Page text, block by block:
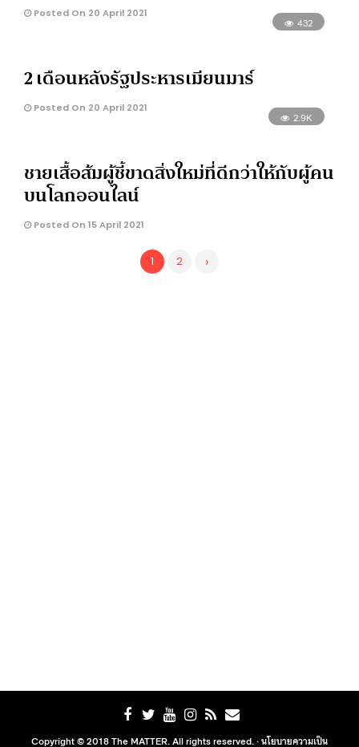
Posted On 20 April 2021
432
2 เดือนหลังรัฐประหารเมียนมาร์
Posted On 20 April 2021
2.9K
ชายเสื้อส้มผู้ชี้ขาดสิ่งใหม่ที่ดีกว่าให้กับผู้คน
บนโลกออนไลน์
Posted On 15 April 2021
1 2 ›
Copyright © 2018 The MATTER. All rights reserved. ·นโยบายความเป็น